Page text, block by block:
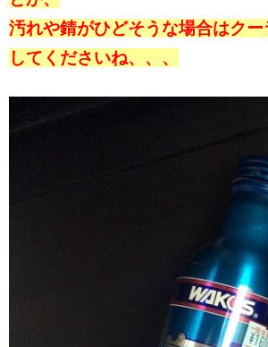
汚れや錆がひどそうな場合はク
してくださいね、、、